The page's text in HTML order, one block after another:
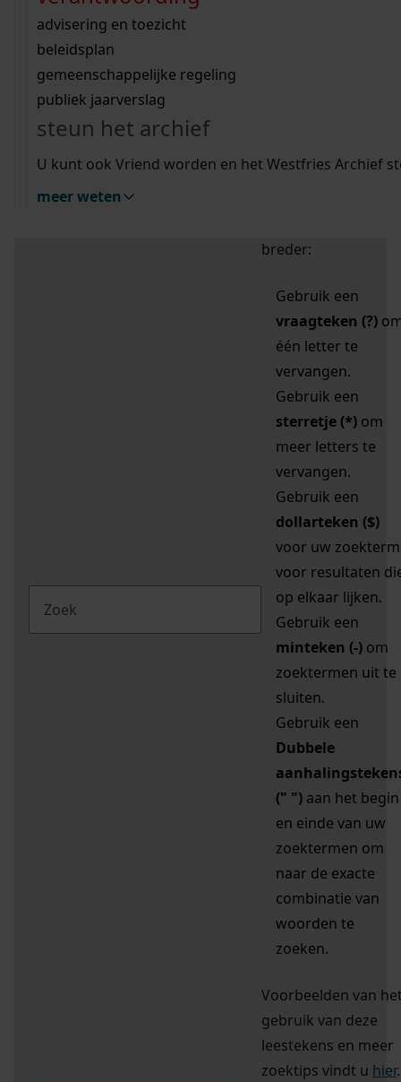
bouwvergunningen
omgevingsvergunningen
vergunningen
beeld en geluid
uitleg nodig?
Wij helpen u op weg met een aantal zoektips.
bekijk alle zoektips
Wij helpen u op weg met een aantal zoektips.
bekijk alle zoektips
bekijk ons geschiedenislokaal
advisering en toezicht
beleidsplan
gemeenschappelijke regeling
publiek jaarverslag
steun het archief
U kunt ook Vriend worden en het Westfries Archief
meer weten
zoektips
Mijn Studiezaal (inloggen)
uw zoekopdracht te
breder:
Gebruik een
vraagteken (?)
één letter te
vervangen.
Gebruik een
sterretje (*) om
meer letters te
vervangen.
Gebruik een
dollarteken ($)
voor uw zoekterm
voor resultaten
op elkaar lijken.
Gebruik een
minteken (-) om
zoektermen uit te
sluiten.
Gebruik een
Dubbele
(" ") aan het begin
en einde van uw
zoektermen om
naar de exacte
combinatie van
woorden te
zoeken.
Voorbeelden van
gebruik van deze
leestekens en meer
zoektips vindt u hier.